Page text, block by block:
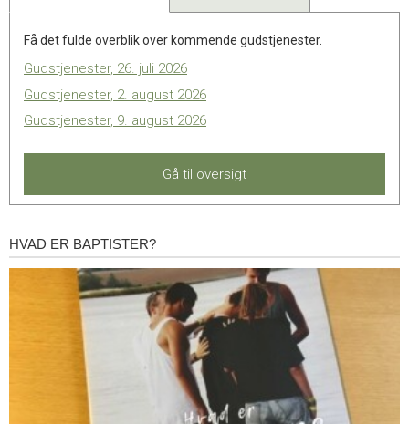
Få det fulde overblik over kommende gudstjenester.
Gudstjenester, 26. juli 2026
Gudstjenester, 2. august 2026
Gudstjenester, 9. august 2026
Gå til oversigt
Hvad
er
HVAD ER BAPTISTER?